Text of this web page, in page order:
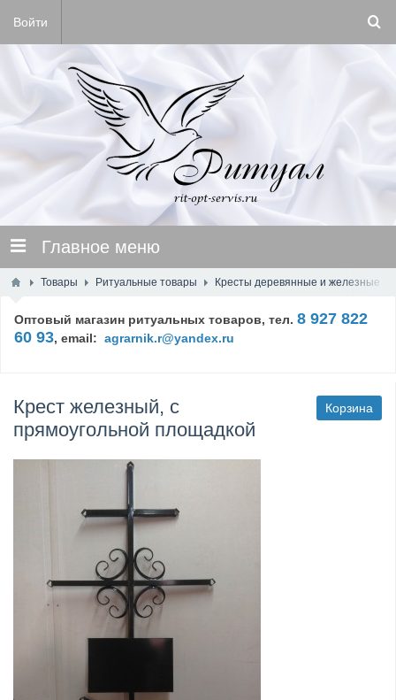
Войти
Главное меню
Товары Ритуальные товары Кресты деревянные и железные
Оптовый магазин ритуальных товаров, тел. 8 927 822
60 93, email: agrarnik.r@yandex.ru
Корзина
Крест железный, с
прямоугольной площадкой